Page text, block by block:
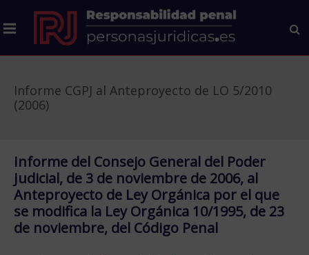
Informe CGPJ al Anteproyecto de LO 5/2010
(2006)
Informe del Consejo General del Poder
Judicial, de 3 de noviembre de 2006, al
Anteproyecto de Ley Orgánica por el que
se modifica la Ley Orgánica 10/1995, de 23
de noviembre, del Código Penal